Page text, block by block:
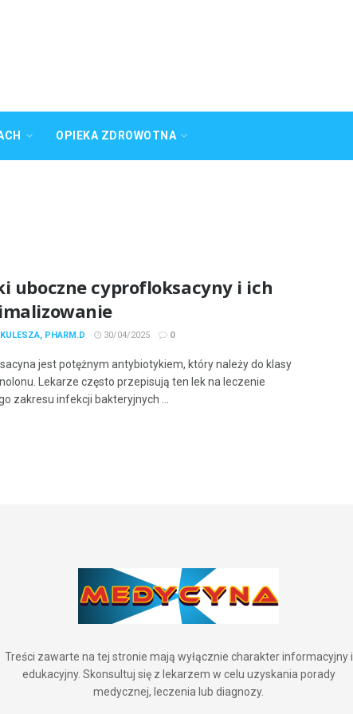
OPIEKA ZDROWOTNA
uboczne cyprofloksacyny i ich
PHARM.D 30/04/2025 0
jest potężnym antybiotykiem, który należy do klasy
Lekarze często przepisują ten lek na leczenie
zakresu infekcji bakteryjnych ...
Treści zawarte na tej stronie mają wyłącznie charakter informacyjny i
edukacyjny. Skonsultuj się z lekarzem w celu uzyskania porady
medycznej, leczenia lub diagnozy.